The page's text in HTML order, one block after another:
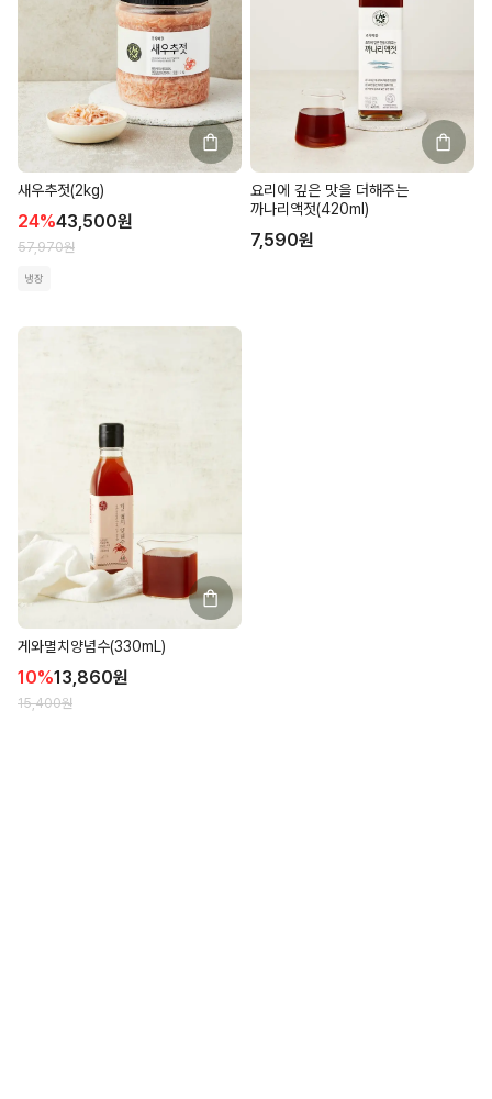
새우추젓(2kg)
24%43,500원
57,970원
냉장
요리에 깊은 맛을 더해주는
까나리액젓(420ml)
7,590원
게와멸치양념수(330mL)
10%13,860원
15,400원